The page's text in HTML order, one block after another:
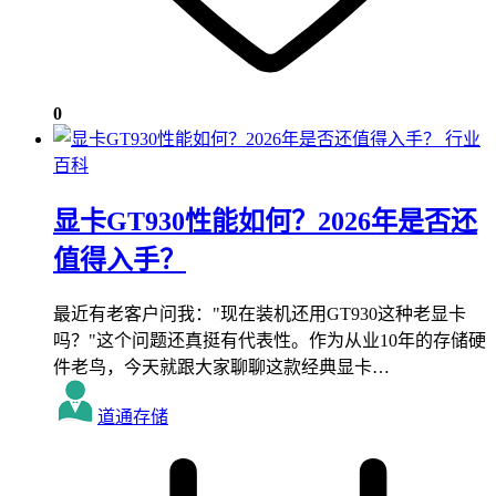
0
行业
百科
显卡GT930性能如何？2026年是否还
值得入手？
最近有老客户问我："现在装机还用GT930这种老显卡
吗？"这个问题还真挺有代表性。作为从业10年的存储硬
件老鸟，今天就跟大家聊聊这款经典显卡…
道通存储